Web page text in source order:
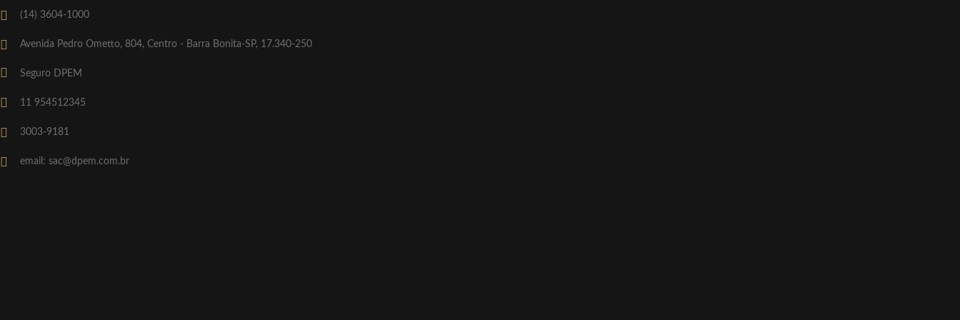
(14) 3604-1000
Avenida Pedro Ometto, 804, Centro - Barra Bonita-SP, 17.340-250
Seguro DPEM
11 954512345
3003-9181
email: sac@dpem.com.br